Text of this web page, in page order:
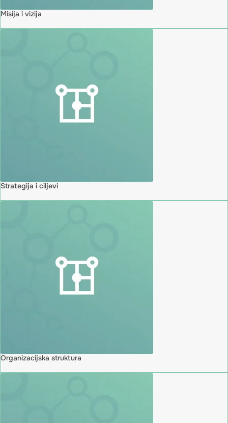
Misija i vizija
Strategija i ciljevi
Organizacijska struktura